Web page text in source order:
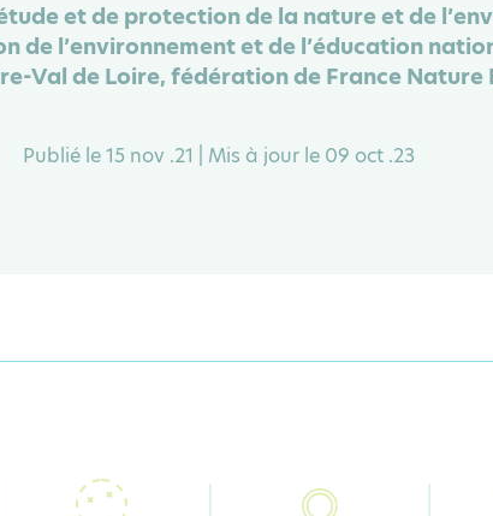
et de protection de la nature et de
de l’environnement et de l’éducation
Val de Loire, fédération de France Nature
Publié le 15 nov .21 | Mis à jour le 09 oct .23